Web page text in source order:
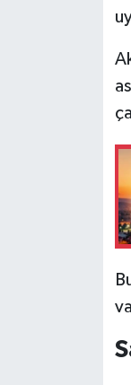
Teknoloji